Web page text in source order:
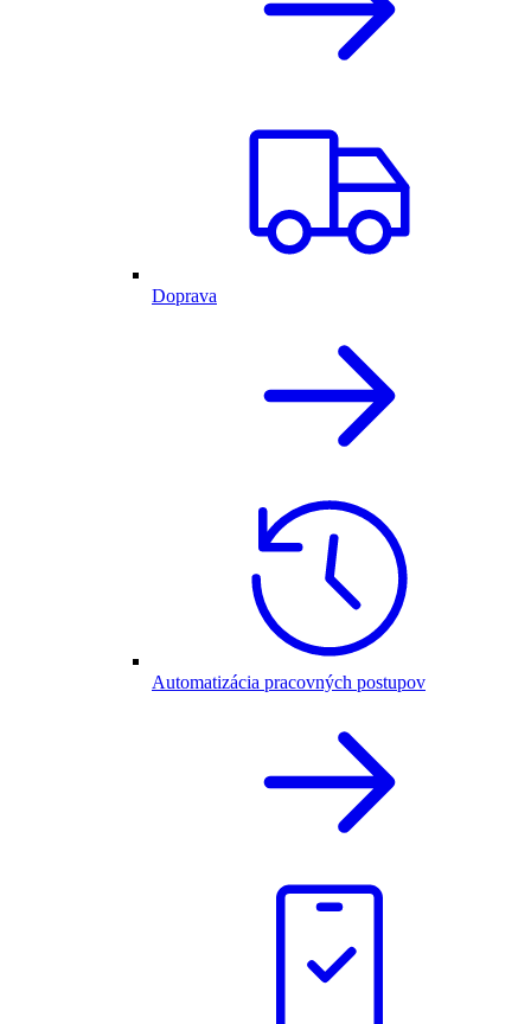
Doprava
Automatizácia pracovných postupov